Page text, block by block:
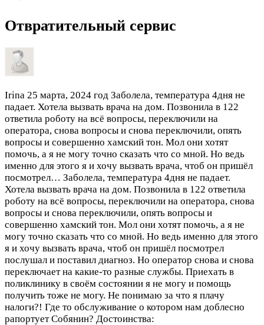
Отвратительный сервис
Irina 25 марта, 2024 год Заболела, температура 4дня не
падает. Хотела вызвать врача на дом. Позвонила в 122
ответила роботу на всё вопросы, переключили на
оператора, снова вопросы и снова переключили, опять
вопросы и совершенно хамский тон. Мол они хотят
помочь, а я не могу точно сказать что со мной. Но ведь
именно для этого я и хочу вызвать врача, чтоб он пришёл
посмотрел… Заболела, температура 4дня не падает.
Хотела вызвать врача на дом. Позвонила в 122 ответила
роботу на всё вопросы, переключили на оператора, снова
вопросы и снова переключили, опять вопросы и
совершенно хамский тон. Мол они хотят помочь, а я не
могу точно сказать что со мной. Но ведь именно для этого
я и хочу вызвать врача, чтоб он пришёл посмотрел
послушал и поставил диагноз. Но оператор снова и снова
переключает на какие-то разные службы. Приехать в
поликлинику в своём состоянии я не могу и помощь
получить тоже не могу. Не понимаю за что я плачу
налоги?! Где то обслуживание о котором нам доблесно
рапортует Собянин? Достоинства: